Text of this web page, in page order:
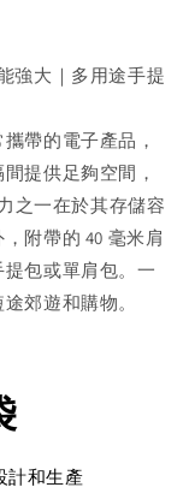
強大｜多用途手提
帶的電子產品，
提供足夠空間，
之一在於其存儲容
附帶的 40 毫米肩
包或單肩包。一
郊遊和購物。
計和生產